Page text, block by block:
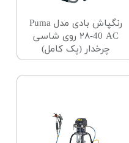
رنگپاش بادی مدل Puma
۲۸-40 AC روی شاسی
چرخدار (پک کامل)